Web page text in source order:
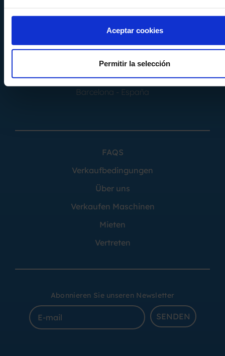
Aceptar cookies
Permitir la selección
Barcelona - España
Calle Can Pere Gil 16
08100 - Mollet del Vallés
Barcelona - España
FAQS
Verkaufbedingungen
Über uns
Verkaufen Maschinen
Mieten
Vertreten
Abonnieren Sie unseren Newsletter
SENDEN